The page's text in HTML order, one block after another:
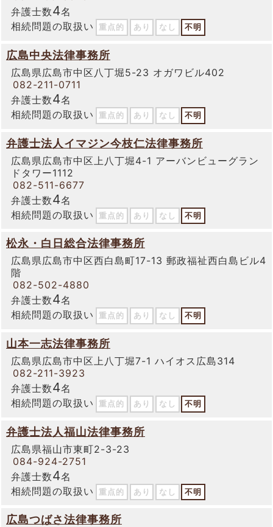
弁護士数4名
相続問題の取扱い
重点的 あり なし 不明
広島中央法律事務所
広島県広島市中区八丁堀5-23 オガワビル402
082-211-0711
弁護士数4名
相続問題の取扱い
重点的 あり なし 不明
弁護士法人イマジン今枝仁法律事務所
広島県広島市中区上八丁堀4-1 アーバンビューグラン
ドタワー1112
082-511-6677
弁護士数4名
相続問題の取扱い
重点的 あり なし 不明
松永・白日総合法律事務所
広島県広島市中区西白島町17-13 郵政福祉西白島ビル4
階
082-502-4880
弁護士数4名
相続問題の取扱い
重点的 あり なし 不明
山本一志法律事務所
広島県広島市中区上八丁堀7-1 ハイオス広島314
082-211-3923
弁護士数4名
相続問題の取扱い
重点的 あり なし 不明
弁護士法人福山法律事務所
広島県福山市東町2-3-23
084-924-2751
弁護士数4名
相続問題の取扱い
重点的 あり なし 不明
広島つばさ法律事務所